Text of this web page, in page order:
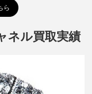
ら
ネル買取実績